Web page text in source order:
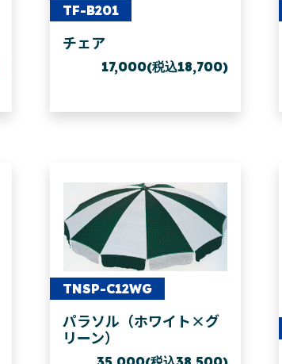
TF-B201
チェア
17,000(税込18,700)
TNSP-C12WG
パラソル（ホワイト×グ
リーン）